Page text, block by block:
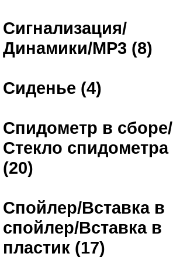
Сигнализация/
Динамики/MP3 (8)
Сиденье (4)
Спидометр в сборе/
Стекло спидометра
(20)
Спойлер/Вставка в
спойлер/Вставка в
пластик (17)